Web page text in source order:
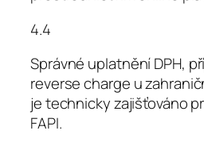
4.4
Správné uplatnění DPH,
reverse charge u
je technicky zajišťováno
FAPI.